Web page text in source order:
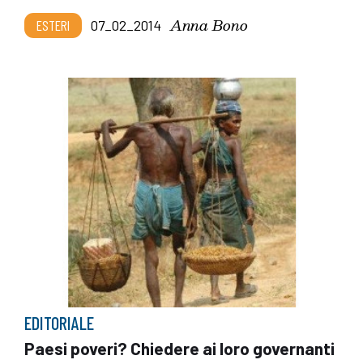
ESTERI 07_02_2014 Anna Bono
EDITORIALE
Paesi poveri? Chiedere ai loro governanti